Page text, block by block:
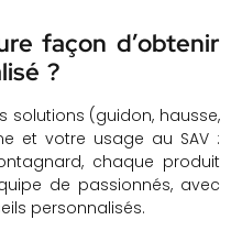
façon d’obtenir
?
solutions (guidon, hausse,
et votre usage au SAV :
chaque produit
de passionnés, avec
personnalisés.